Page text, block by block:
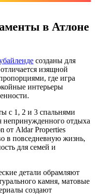
в Атлоне
созданы для
изящной
где игра
интерьеры
с 1, 2 и 3 спальнями
непринужденного отдыха
от Aldar Properties
в повседневную жизнь,
для семей и
детали обрамляют
камня, матовые
создают